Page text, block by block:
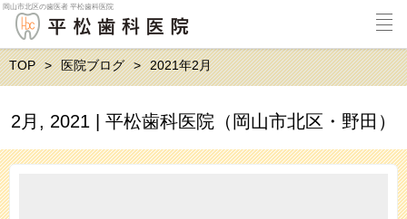
岡山市北区の歯医者 平松歯科医院
TOP 医院ブログ 2021年2月
2月, 2021 | 平松歯科医院（岡山市北区・野田）